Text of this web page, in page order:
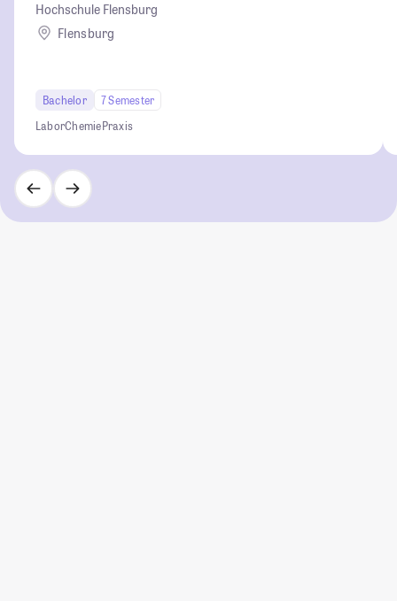
Hochschule Flensburg
Flensburg
Bachelor
7 Semester
LaborChemiePraxis